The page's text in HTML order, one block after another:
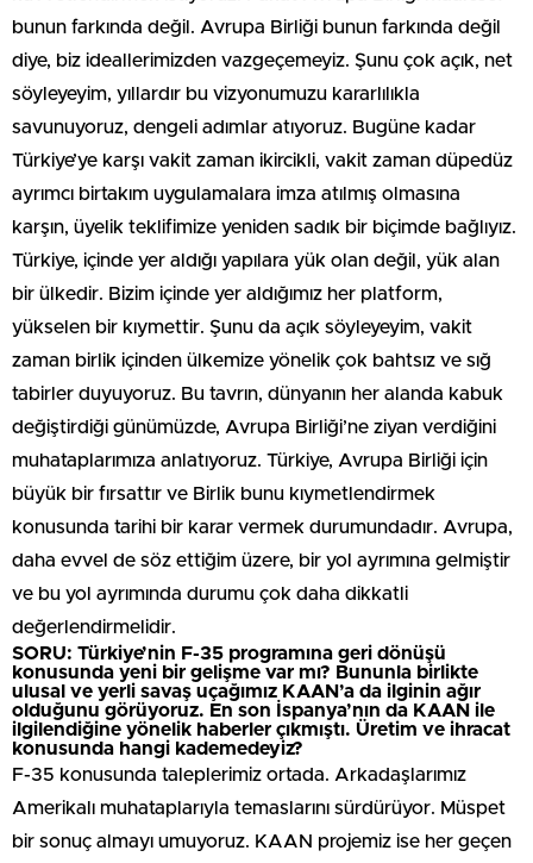
bunun farkında değil. Avrupa Birliği bunun farkında değil
diye, biz ideallerimizden vazgeçemeyiz. Şunu çok açık, net
söyleyeyim, yıllardır bu vizyonumuzu kararlılıkla
savunuyoruz, dengeli adımlar atıyoruz. Bugüne kadar
Türkiye’ye karşı vakit zaman ikircikli, vakit zaman düpedüz
ayrımcı birtakım uygulamalara imza atılmış olmasına
karşın, üyelik teklifimize yeniden sadık bir biçimde bağlıyız.
Türkiye, içinde yer aldığı yapılara yük olan değil, yük alan
bir ülkedir. Bizim içinde yer aldığımız her platform,
yükselen bir kıymettir. Şunu da açık söyleyeyim, vakit
zaman birlik içinden ülkemize yönelik çok bahtsız ve sığ
tabirler duyuyoruz. Bu tavrın, dünyanın her alanda kabuk
değiştirdiği günümüzde, Avrupa Birliği’ne ziyan verdiğini
muhataplarımıza anlatıyoruz. Türkiye, Avrupa Birliği için
büyük bir fırsattır ve Birlik bunu kıymetlendirmek
konusunda tarihi bir karar vermek durumundadır. Avrupa,
daha evvel de söz ettiğim üzere, bir yol ayrımına gelmiştir
ve bu yol ayrımında durumu çok daha dikkatli
değerlendirmelidir.
SORU: Türkiye’nin F-35 programına geri dönüşü
konusunda yeni bir gelişme var mı? Bununla birlikte
ulusal ve yerli savaş uçağımız KAAN’a da ilginin ağır
olduğunu görüyoruz. En son İspanya’nın da KAAN ile
ilgilendiğine yönelik haberler çıkmıştı. Üretim ve ihracat
konusunda hangi kademedeyiz?
F-35 konusunda taleplerimiz ortada. Arkadaşlarımız
Amerikalı muhataplarıyla temaslarını sürdürüyor. Müspet
bir sonuç almayı umuyoruz. KAAN projemiz ise her geçen